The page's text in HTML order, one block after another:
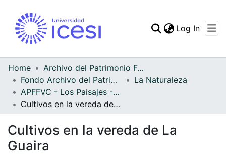
Statistics
Log In
Home
Archivo del Patrimonio Fotográfico y Fílmico del Valle del Cauca
Fondo Archivo del Patrimonio Fotográfico y Fílmico del Valle del Cauca
La Naturaleza
APFFVC - Los Paisajes - Patrimonial
Cultivos en la vereda de La Guaira
Cultivos en la vereda de La
Guaira